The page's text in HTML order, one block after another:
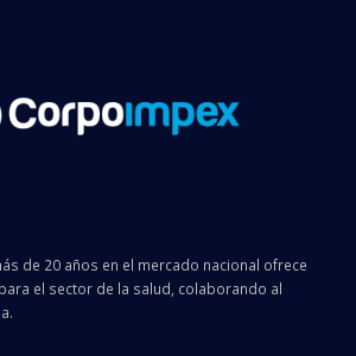
de 20 años en el mercado nacional ofrece
el sector de la salud, colaborando al